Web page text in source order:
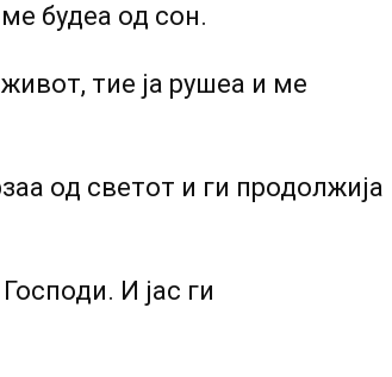
будеа од сон.
тие ја рушеа и ме
од светот и ги продолжија
И јас ги